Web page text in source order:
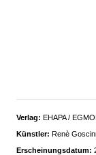
Verlag: EHAPA /
Künstler: Renè
Erscheinungsdatum: